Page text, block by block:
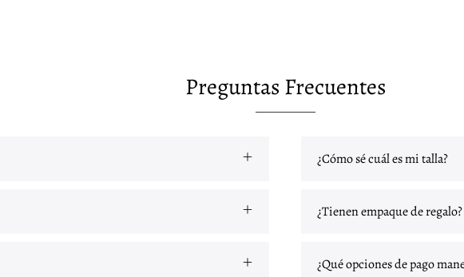
Preguntas Frecuentes
¿Cómo sé cuál es mi talla?
¿Tienen empaque de regalo?
¿Qué opciones de pago